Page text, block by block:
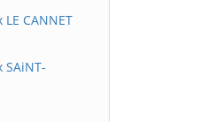
CANNET